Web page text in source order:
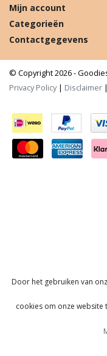
Mijn account
Categorieën
Contactgegevens
© Copyright 2026 -
Privacy Policy| Disclaimer |
Door het gebruiken van
cookies om onze website